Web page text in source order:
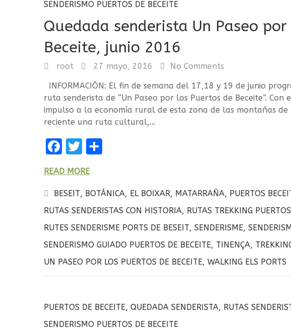
SENDERISMO PUERTOS DE BECEITE
Quedada senderista Un Paseo
Beceite, junio 2016
root 27 mayo, 2016 No Comments
INFORMACIÓN: El fin de semana del 17,18 y 19 de junio
ruta senderista de “Un Paseo por los Puertos de Beceite”. Con
impulso a la economía rural de esta zona de las montañas
reciente una ruta cultural,…
F
ce
b
o
o
k
T
it
te
r
p
a
rt
ir
READ MORE
BESEIT, BOTÁNICA, EL BOIXAR, MATARRAÑA, PUERTOS
RUTAS SENDERISTAS CON HISTORIA, RUTAS TREKKING
RUTES SENDERISME PORTS DE BESEIT, SENDERISME,
SENDERISMO GUIADO PUERTOS DE BECEITE, TINENÇA,
UN PASEO POR LOS PUERTOS DE BECEITE, WALKING ELS PORTS
PUERTOS DE BECEITE, QUEDADA SENDERISTA, RUTAS
SENDERISMO PUERTOS DE BECEITE